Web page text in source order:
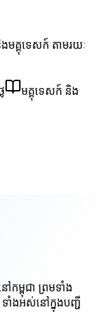
មគ្គុទេសក៍ តាមរយៈ
មគ្គុទេសក៍ និង
កម្ពុជា ព្រមទាំង
ាំងអស់នៅក្នុងបញ្ជី